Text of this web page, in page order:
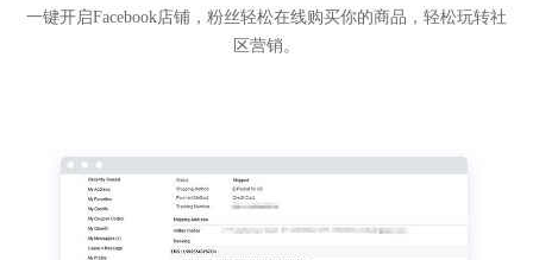
一键开启Facebook店铺，粉丝轻松在线购买你的商品，轻松玩转社
区营销。